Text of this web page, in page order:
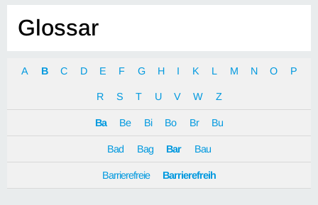
Glossar
A B C D E F G H I K L M N O P
R S T U V W Z
Ba Be Bi Bo Br Bu
Bad Bag Bar Bau
Barrierefreie Barrierefreih